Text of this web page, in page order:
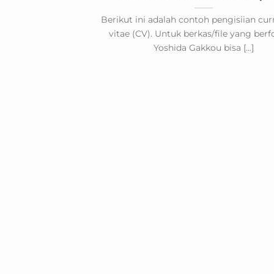
Berikut ini adalah contoh pengisiian
vitae (CV). Untuk berkas/file yang
Yoshida Gakkou bisa [...]